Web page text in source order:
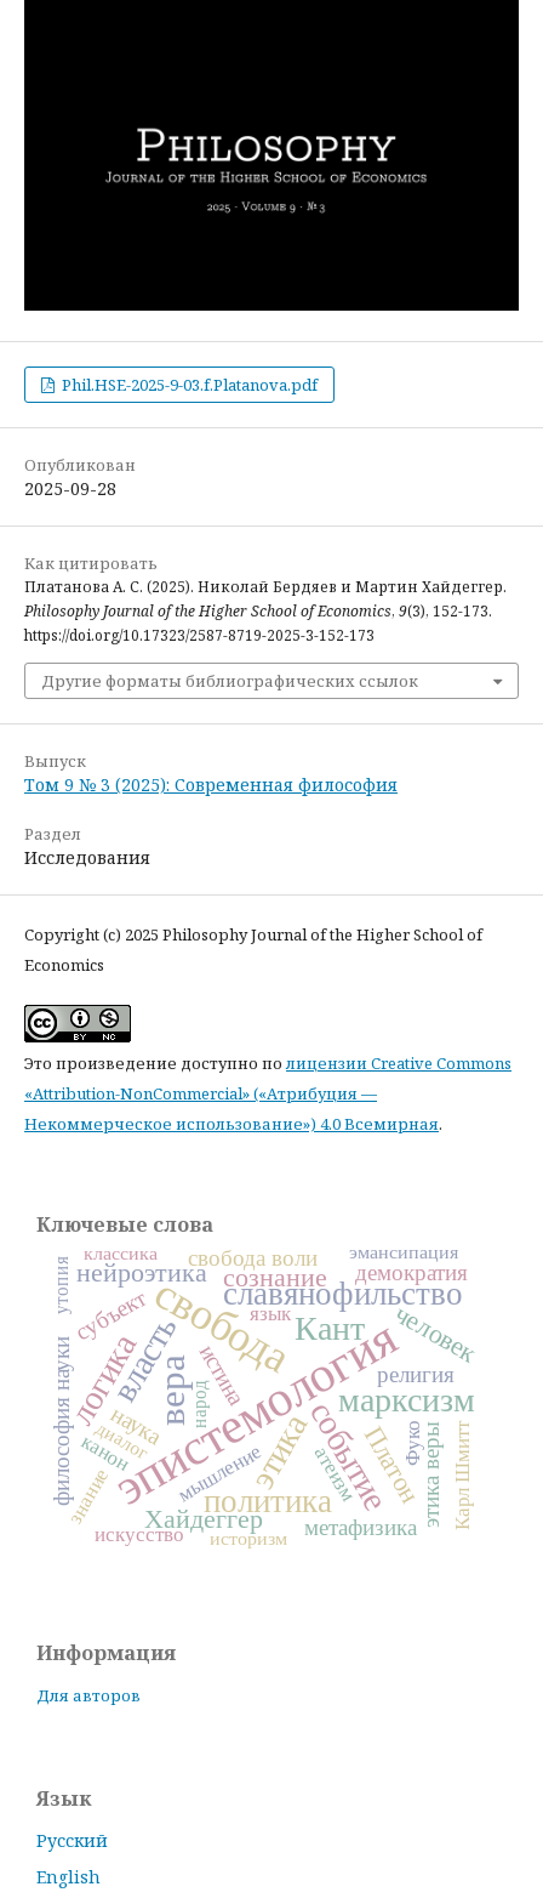
Phil.HSE-2025-9-03.f.Platanova.pdf
Опубликован
2025-09-28
Как цитировать
Платанова А. С. (2025). Николай Бердяев и Мартин Хайдеггер.
Philosophy Journal of the Higher School of Economics, 9(3), 152-173.
https://doi.org/10.17323/2587-8719-2025-3-152-173
Другие форматы библиографических ссылок
Выпуск
Том 9 № 3 (2025): Современная философия
Раздел
Исследования
Copyright (c) 2025 Philosophy Journal of the Higher School of
Economics
Это произведение доступно полицензии Creative Commons
«Attribution-NonCommercial» («Атрибуция —
Некоммерческое использование») 4.0 Всемирная.
Ключевые слова
эпистемология
свобода
вера
Кант
событие
этика
власть марксизм
логика
политика
славянофильство
человек
сознание
Платон
нейроэтика
Хайдеггер
субъект
наука
религия
этика веры
демократия
свобода воли
философия науки
метафизика
истина
Карл Шмитт
мышление
канон
искусство
знание
Фуко
атеизм
язык
диалог
эмансипация
народ
классика
историзм
утопия
Информация
Для авторов
Язык
Русский
English